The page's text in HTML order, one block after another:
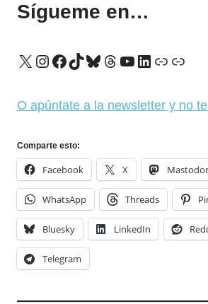
Sígueme en…
X Instagram
Facebook
TikTok
Bluesky
Threads
YouTube
LinkedIn
Enlace
O apúntate a la newsletter y no
Comparte esto:
Facebook X
WhatsApp Threads
Bluesky LinkedIn
Telegram